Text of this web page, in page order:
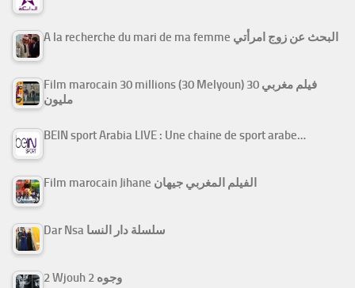
A la recherche du mari de ma femme البحث عن زوج امرأتي
Film marocain 30 millions (30 Melyoun) فيلم مغربي 30
مليون
BEIN sport Arabia LIVE : Une chaine de sport arabe…
Film marocain Jihane الفيلم المغربي جيهان
Dar Nsa سلسلة دار النسا
2 Wjouh 2 وجوه